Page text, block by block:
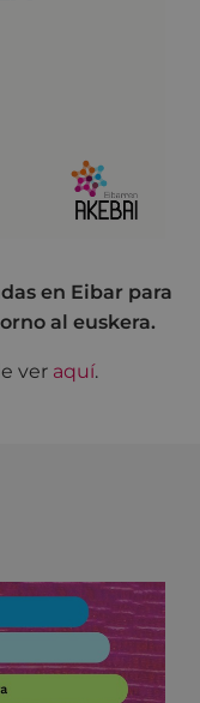
en Eibar para
al euskera.
ver aquí.